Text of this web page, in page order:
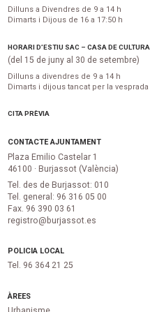
Dilluns a Divendres de 9 a 14 h
Dimarts i Dijous de 16 a 17:50 h
HORARI D’ESTIU SAC – CASA DE CULTURA
(del 15 de juny al 30 de setembre)
Dilluns a divendres de 9 a 14 h
Dimarts i dijous tancat per la vesprada
CITA PRÈVIA
CONTACTE AJUNTAMENT
Plaza Emilio Castelar 1
46100 · Burjassot (València)
Tel. des de Burjassot: 010
Tel. general: 96 316 05 00
Fax. 96 390 03 61
registro@burjassot.es
POLICIA LOCAL
Tel. 96 364 21 25
ÀREES